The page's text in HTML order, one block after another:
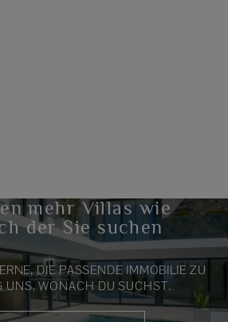
mehr Villas wie
der Sie suchen
DIE PASSENDE IMMOBILIE ZU
UNS, WONACH DU SUCHST.